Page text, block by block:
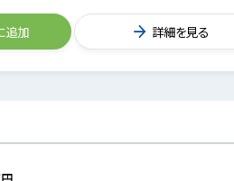
追加 詳細を見る